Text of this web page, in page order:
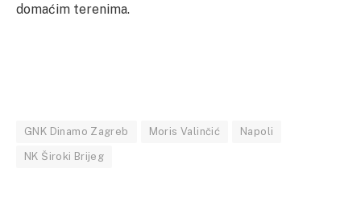
domaćim terenima.
GNK Dinamo Zagreb Moris Valinčić Napoli
NK Široki Brijeg